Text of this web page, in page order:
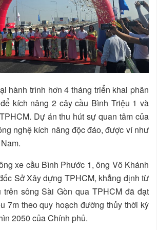
hành trình hơn 4 tháng triển khai phân
kích nâng 2 cây cầu Bình Triệu 1 và
Dự án thu hút sự quan tâm của
nghệ kích nâng độc đáo, được ví như
xe cầu Bình Phước 1, ông Võ Khánh
Sở Xây dựng TPHCM, khẳng định từ
trên sông Sài Gòn qua TPHCM đã đạt
7m theo quy hoạch đường thủy thời kỳ
2050 của Chính phủ.